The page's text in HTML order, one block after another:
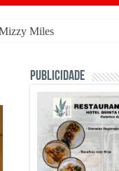
PUBLICIDADE